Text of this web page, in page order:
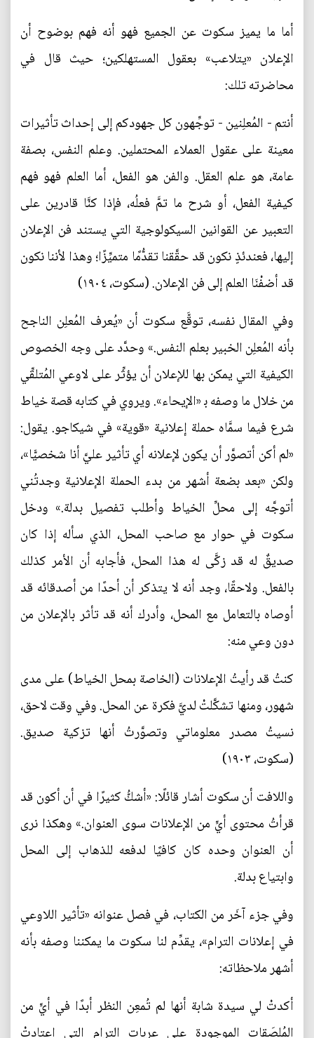
أما ما يميز سكوت عن الجميع فهو أنه فهم بوضوح أن
الإعلان «يتلاعب» بعقول المستهلكين؛ حيث قال في
محاضرته تلك:
أنتم - المُعلِنين - توجِّهون كل جهودكم إلى إحداث تأثيرات
معينة على عقول العملاء المحتملين. وعلم النفس، بصفة
عامة، هو علم العقل. والفن هو الفعل، أما العلم فهو فهم
كيفية الفعل، أو شرح ما تمَّ فعلُه، فإذا كنَّا قادرين على
التعبير عن القوانين السيكولوجية التي يستند فن الإعلان
إليها، فعندئذٍ نكون قد حقَّقنا تقدُّمًا متميِّزًا؛ وهذا لأننا نكون
قد أضفْنَا العلم إلى فن الإعلان. (سكوت، ١٩٠٤)
وفي المقال نفسه، توقَّع سكوت أن «يُعرف المُعلِن الناجح
بأنه المُعلِن الخبير بعلم النفس.» وحدَّد على وجه الخصوص
الكيفية التي يمكن بها للإعلان أن يؤثِّر على لاوعي المُتلقِّي
من خلال ما وصفه ﺑ «الإيحاء». ويروي في كتابه قصة خياط
شرع فيما سمَّاه حملة إعلانية «قوية» في شيكاجو. يقول:
«لم أكن أتصوَّر أن يكون لإعلانه أي تأثير عليَّ أنا شخصيًّا»،
ولكن «بعد بضعة أشهر من بدء الحملة الإعلانية وجدتُني
أتوجَّه إلى محلِّ الخياط وأطلب تفصيل بدلة.» ودخل
سكوت في حوار مع صاحب المحل، الذي سأله إذا كان
صديقٌ له قد زكَّى له هذا المحل، فأجابه أن الأمر كذلك
بالفعل. ولاحقًا، وجد أنه لا يتذكر أن أحدًا من أصدقائه قد
أوصاه بالتعامل مع المحل، وأدرك أنه قد تأثر بالإعلان من
دون وعي منه:
كنتُ قد رأيتُ الإعلانات (الخاصة بمحل الخياط) على مدى
شهور، ومنها تشكَّلتْ لديَّ فكرة عن المحل. وفي وقت لاحق،
نسيتُ مصدر معلوماتي وتصوَّرتُ أنها تزكية صديق.
(سكوت، ١٩٠٣)
واللافت أن سكوت أشار قائلًا: «أشكُّ كثيرًا في أن أكون قد
قرأتُ محتوى أيٍّ من الإعلانات سوى العنوان.» وهكذا نرى
أن العنوان وحده كان كافيًا لدفعه للذهاب إلى المحل
وابتياع بدلة.
وفي جزء آخَر من الكتاب، في فصل عنوانه «تأثير اللاوعي
في إعلانات الترام»، يقدِّم لنا سكوت ما يمكننا وصفه بأنه
أشهر ملاحظاته:
أكدتْ لي سيدة شابة أنها لم تُمعِن النظر أبدًا في أيٍّ من